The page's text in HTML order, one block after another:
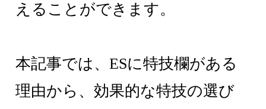
えることができます。
本記事では、ESに特技欄がある
理由から、効果的な特技の選び